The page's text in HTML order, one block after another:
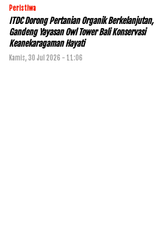
Peristiwa
ITDC Dorong Pertanian Organik Berkelanjutan,
Gandeng Yayasan Owl Tower Bali Konservasi
Keanekaragaman Hayati
Kamis, 30 Jul 2026 - 11:06